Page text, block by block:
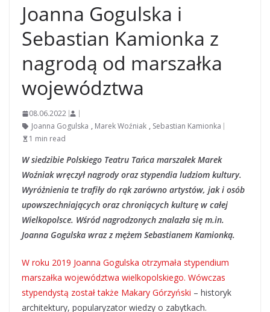
Joanna Gogulska i
Sebastian Kamionka z
nagrodą od marszałka
województwa
08.06.2022
Joanna Gogulska , Marek Woźniak , Sebastian Kamionka
1 min read
W siedzibie Polskiego Teatru Tańca marszałek Marek
Woźniak wręczył nagrody oraz stypendia ludziom kultury.
Wyróżnienia te trafiły do rąk zarówno artystów, jak i osób
upowszechniających oraz chroniących kulturę w całej
Wielkopolsce. Wśród nagrodzonych znalazła się m.in.
Joanna Gogulska wraz z mężem Sebastianem Kamionką.
W roku 2019 Joanna Gogulska otrzymała stypendium
marszałka województwa wielkopolskiego. Wówczas
stypendystą został także Makary Górzyński – historyk
architektury, popularyzator wiedzy o zabytkach.